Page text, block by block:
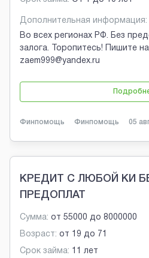
Дополнительная информация:
Во всех регионах РФ. Без
залога. Торопитесь! Пишите
zaem999@yandex.ru
Финпомощь Финпомощь 05
КРЕДИТ С ЛЮБОЙ КИ
ПРЕДОПЛАТ
Сумма: от 55000 до 8000000
Возраст: от 19 до 71
Срок займа: 11 лет